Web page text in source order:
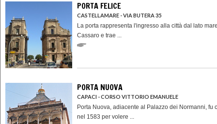
PORTA FELICE
CASTELLAMARE - VIA BUTERA 35
La porta rappresenta l'ingresso alla città dal lato
Cassaro e trae ...
PORTA NUOVA
CAPACI - CORSO VITTORIO EMANUELE
Porta Nuova, adiacente al Palazzo dei Normanni, fu
nel 1583 per volere ...